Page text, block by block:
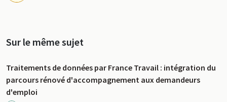
Sur le même sujet
Traitements de données par France Travail : intégration du
parcours rénové d'accompagnement aux demandeurs
d'emploi